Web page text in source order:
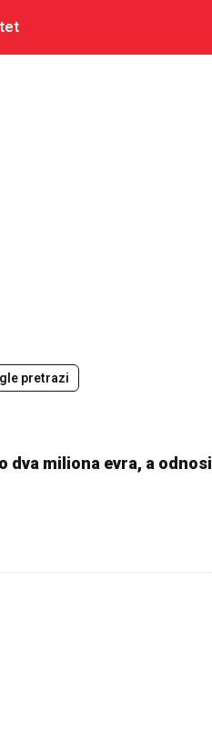
pretrazi
dva miliona evra, a odnosi